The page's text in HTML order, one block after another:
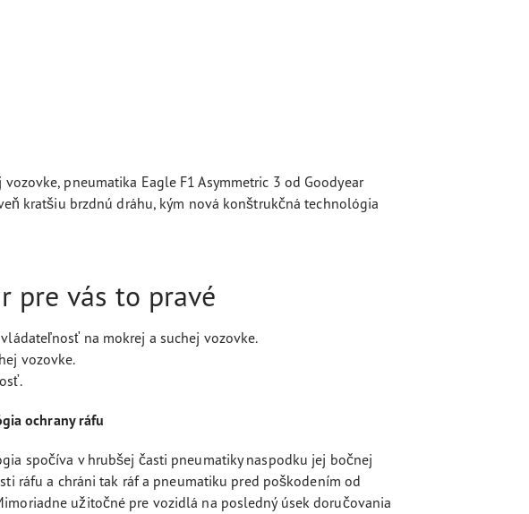
pneumatika Eagle F1 Asymmetric 3 od Goodyear
kratšiu brzdnú dráhu, kým nová konštrukčná technológia
pre vás to pravé
na mokrej a suchej vozovke.
vozovke.
ochrany ráfu
spočíva v hrubšej časti pneumatiky naspodku jej bočnej
ráfu a chráni tak ráf a pneumatiku pred poškodením od
užitočné pre vozidlá na posledný úsek doručovania